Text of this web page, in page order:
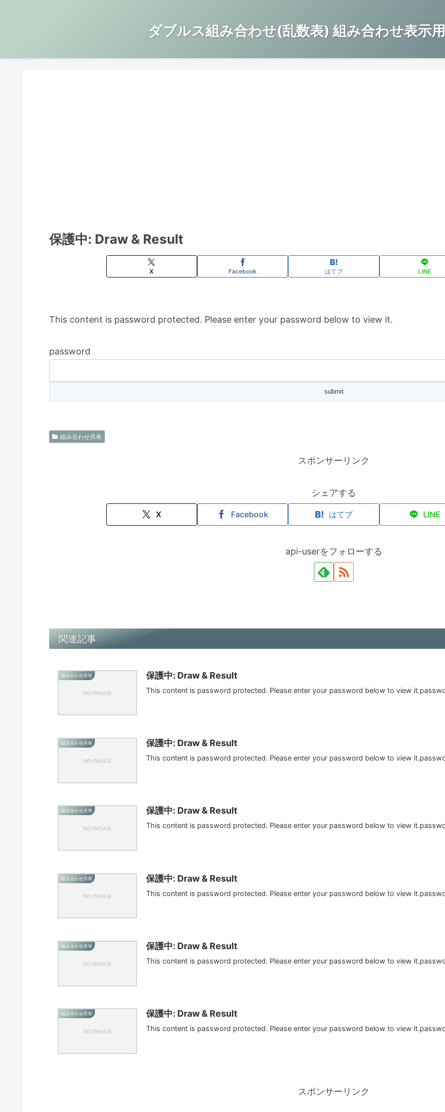
ダブルス組み合わせ(乱数表) 組み合わせ表示
保護中: Draw & Result
X Facebook はてブ LINE
This content is password protected. Please enter your password below to view it.
password
組み合わせ共有
スポンサーリンク
シェアする
X Facebook はてブ LINE
api-userをフォローする
関連記事
組み合わせ共有 保護中: Draw & Result
This content is password protected. Please enter your password below to view
組み合わせ共有 保護中: Draw & Result
This content is password protected. Please enter your password below to view
組み合わせ共有 保護中: Draw & Result
This content is password protected. Please enter your password below to view
組み合わせ共有 保護中: Draw & Result
This content is password protected. Please enter your password below to view
組み合わせ共有 保護中: Draw & Result
This content is password protected. Please enter your password below to view
組み合わせ共有 保護中: Draw & Result
This content is password protected. Please enter your password below to view
スポンサーリンク